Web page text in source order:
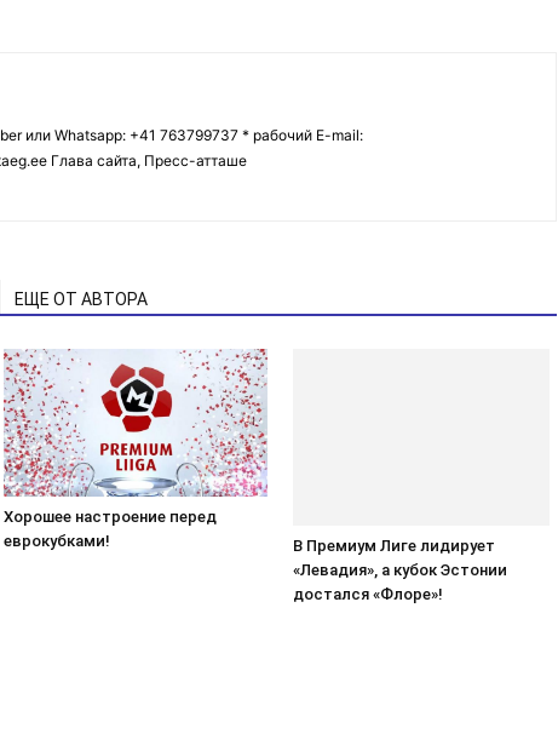
или Whatsapp: +41 763799737 * рабочий E-mail:
Глава сайта, Пресс-атташе
ЕЩЕ ОТ АВТОРА
Хорошее настроение перед
еврокубками!
В Премиум Лиге лидирует
«Левадия», а кубок Эстонии
достался «Флоре»!